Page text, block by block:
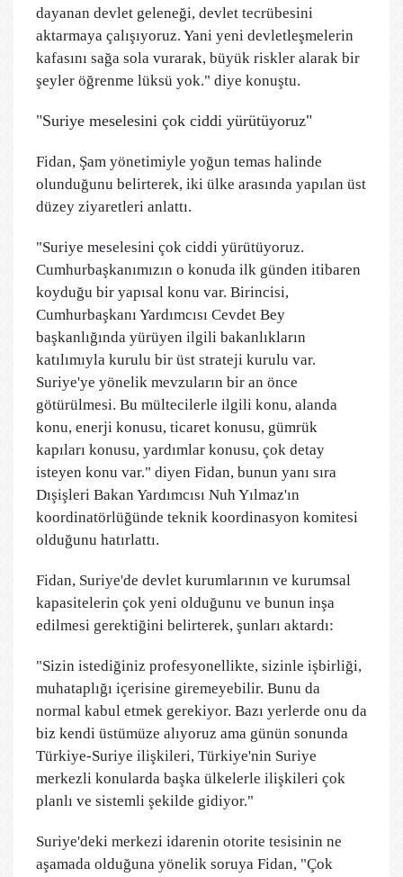
dayanan devlet geleneği, devlet tecrübesini
aktarmaya çalışıyoruz. Yani yeni devletleşmelerin
kafasını sağa sola vurarak, büyük riskler alarak bir
şeyler öğrenme lüksü yok." diye konuştu.
"Suriye meselesini çok ciddi yürütüyoruz"
Fidan, Şam yönetimiyle yoğun temas halinde
olunduğunu belirterek, iki ülke arasında yapılan üst
düzey ziyaretleri anlattı.
"Suriye meselesini çok ciddi yürütüyoruz.
Cumhurbaşkanımızın o konuda ilk günden itibaren
koyduğu bir yapısal konu var. Birincisi,
Cumhurbaşkanı Yardımcısı Cevdet Bey
başkanlığında yürüyen ilgili bakanlıkların
katılımıyla kurulu bir üst strateji kurulu var.
Suriye'ye yönelik mevzuların bir an önce
götürülmesi. Bu mültecilerle ilgili konu, alanda
konu, enerji konusu, ticaret konusu, gümrük
kapıları konusu, yardımlar konusu, çok detay
isteyen konu var." diyen Fidan, bunun yanı sıra
Dışişleri Bakan Yardımcısı Nuh Yılmaz'ın
koordinatörlüğünde teknik koordinasyon komitesi
olduğunu hatırlattı.
Fidan, Suriye'de devlet kurumlarının ve kurumsal
kapasitelerin çok yeni olduğunu ve bunun inşa
edilmesi gerektiğini belirterek, şunları aktardı:
"Sizin istediğiniz profesyonellikte, sizinle işbirliği,
muhataplığı içerisine giremeyebilir. Bunu da
normal kabul etmek gerekiyor. Bazı yerlerde onu da
biz kendi üstümüze alıyoruz ama günün sonunda
Türkiye-Suriye ilişkileri, Türkiye'nin Suriye
merkezli konularda başka ülkelerle ilişkileri çok
planlı ve sistemli şekilde gidiyor."
Suriye'deki merkezi idarenin otorite tesisinin ne
aşamada olduğuna yönelik soruya Fidan, "Çok